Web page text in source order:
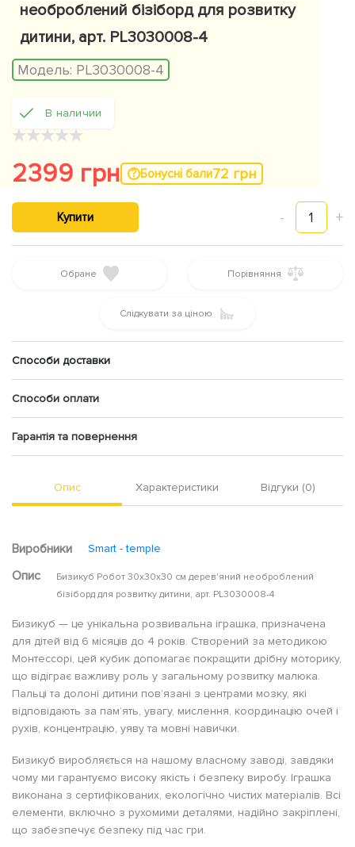
необроблений бізіборд для розвитку
дитини, арт. PL3030008-4
Модель: PL3030008-4
В наличии
★★★★★
2399 грн Бонусні бали72 грн
- 1 +
Купити
Обране Порівняння
Слідкувати за ціною
Способи доставки
Способи оплати
Гарантія та повернення
Опис Характеристики Відгуки (0)
Виробники Smart - temple
Опис
Бизикуб Робот 30x30x30 см дерев'яний необроблений
бізіборд для розвитку дитини, арт. PL3030008-4
Бизикуб — це унікальна розвивальна іграшка, призначена
для дітей від 6 місяців до 4 років. Створений за методикою
Монтессорі, цей кубик допомагає покращити дрібну моторику,
що відіграє важливу роль у загальному розвитку малюка.
Пальці та долоні дитини пов’язані з центрами мозку, які
відповідають за пам’ять, увагу, мислення, координацію очей і
рухів, концентрацію, уяву та мовні навички.
Бизикуб виробляється на нашому власному заводі, завдяки
чому ми гарантуємо високу якість і безпеку виробу. Іграшка
виконана з сертифікованих, екологічно чистих матеріалів. Всі
елементи, включно з рухомими деталями, надійно закріплені,
що забезпечує безпеку під час гри.